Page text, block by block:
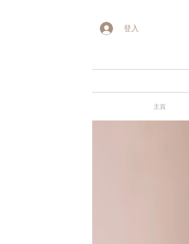
登入
主頁